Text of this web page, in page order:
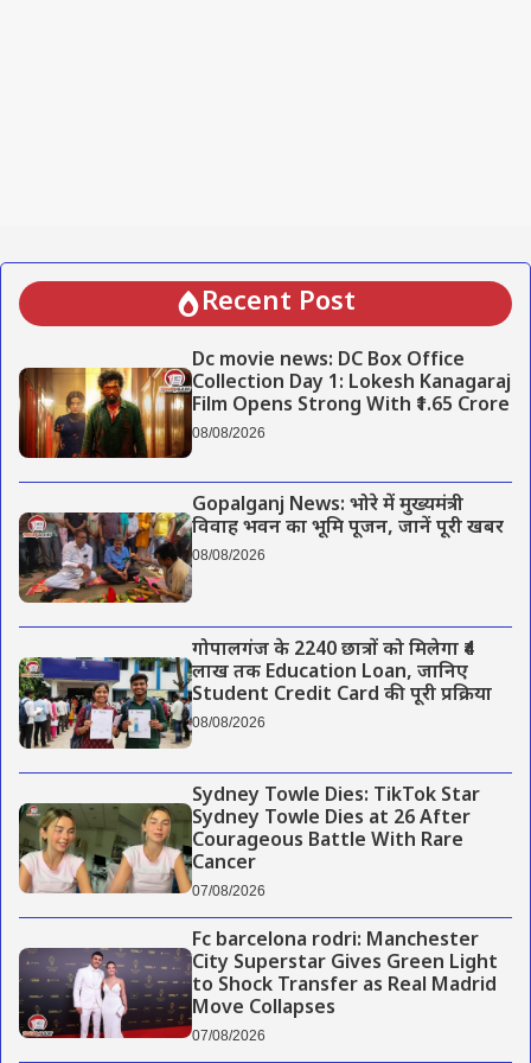
Recent Post
Dc movie news: DC Box Office
Collection Day 1: Lokesh Kanagaraj
Film Opens Strong With ₹1.65 Crore
08/08/2026
Gopalganj News: भोरे में मुख्यमंत्री
विवाह भवन का भूमि पूजन, जानें पूरी खबर
08/08/2026
गोपालगंज के 2240 छात्रों को मिलेगा ₹4
लाख तक Education Loan, जानिए
Student Credit Card की पूरी प्रक्रिया
08/08/2026
Sydney Towle Dies: TikTok Star
Sydney Towle Dies at 26 After
Courageous Battle With Rare
Cancer
07/08/2026
Fc barcelona rodri: Manchester
City Superstar Gives Green Light
to Shock Transfer as Real Madrid
Move Collapses
07/08/2026